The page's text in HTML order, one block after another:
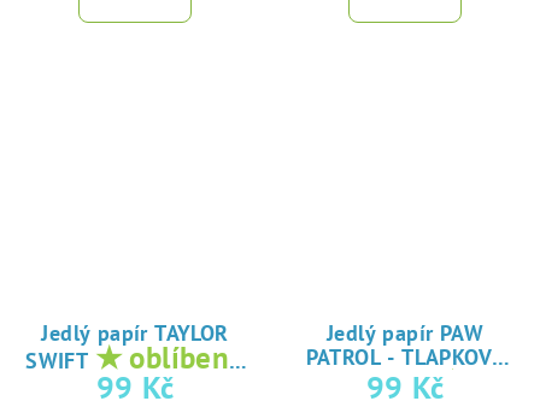
Jedlý papír TAYLOR
SWIFT ★ oblíbený
tisk na jedlý
99 Kč
Jedlý papír PAW
PATROL - TLAPKOVÁ
PATROLA★
99 Kč